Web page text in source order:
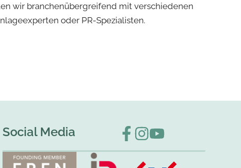
wir branchenübergreifend mit verschiedenen
oder PR-Spezialisten.
Social Media